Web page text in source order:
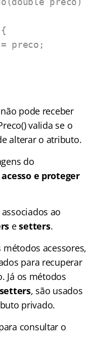
pode receber
valida se o
alterar o atributo.
do
e proteger
ao
esetters.
acessores,
para recuperar
Já os métodos
setters, são usados
privado.
consultar o